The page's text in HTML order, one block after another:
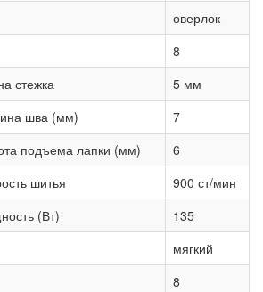
оверлок
8
стежка
5 мм
шва (мм)
7
подъема лапки (мм)
6
шитья
900 ст/мин
(Вт)
135
мягкий
8